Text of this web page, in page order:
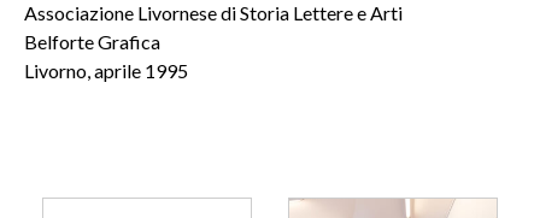
Associazione Livornese di Storia Lettere e Arti
Belforte Grafica
Livorno, aprile 1995